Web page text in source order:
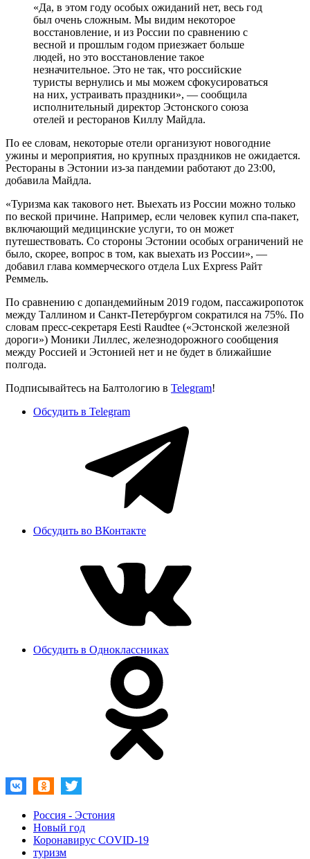
«Да, в этом году особых ожиданий нет, весь год
был очень сложным. Мы видим некоторое
восстановление, и из России по сравнению с
весной и прошлым годом приезжает больше
людей, но это восстановление такое
незначительное. Это не так, что российские
туристы вернулись и мы можем сфокусироваться
на них, устраивать праздники», — сообщила
исполнительный директор Эстонского союза
отелей и ресторанов Киллу Майдла.
По ее словам, некоторые отели организуют новогодние
ужины и мероприятия, но крупных праздников не ожидается.
Рестораны в Эстонии из-за пандемии работают до 23:00,
добавила Майдла.
«Туризма как такового нет. Выехать из России можно только
по веской причине. Например, если человек купил спа-пакет,
включающий медицинские услуги, то он может
путешествовать. Со стороны Эстонии особых ограничений не
было, скорее, вопрос в том, как выехать из России», —
добавил глава коммерческого отдела Lux Express Райт
Реммель.
По сравнению с допандемийным 2019 годом, пассажиропоток
между Таллином и Санкт-Петербургом сократился на 75%. По
словам пресс-секретаря Eesti Raudtee («Эстонской железной
дороги») Моники Лиллес, железнодорожного сообщения
между Россией и Эстонией нет и не будет в ближайшие
полгода.
Подписывайтесь на Балтологию в Telegram!
Обсудить в Telegram
Обсудить во ВКонтакте
Обсудить в Одноклассниках
Россия - Эстония
Новый год
Коронавирус COVID-19
туризм